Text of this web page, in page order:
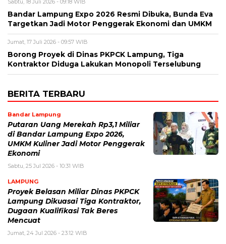
Sabtu, 18 Juli 2026 - 09:18 WIB
Bandar Lampung Expo 2026 Resmi Dibuka, Bunda Eva
Targetkan Jadi Motor Penggerak Ekonomi dan UMKM
Jumat, 17 Juli 2026 - 09:57 WIB
Borong Proyek di Dinas PKPCK Lampung, Tiga
Kontraktor Diduga Lakukan Monopoli Terselubung
BERITA TERBARU
Bandar Lampung
Putaran Uang Merekah Rp3,1 Miliar
di Bandar Lampung Expo 2026,
UMKM Kuliner Jadi Motor Penggerak
Ekonomi
Sabtu, 25 Jul 2026 - 10:31 WIB
LAMPUNG
Proyek Belasan Miliar Dinas PKPCK
Lampung Dikuasai Tiga Kontraktor,
Dugaan Kualifikasi Tak Beres
Mencuat
Jumat, 24 Jul 2026 - 23:12 WIB